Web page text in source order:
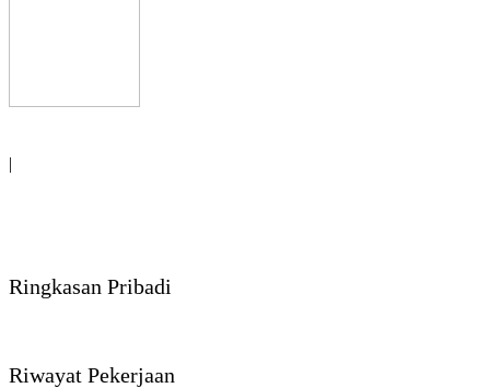
|
Ringkasan Pribadi
Riwayat Pekerjaan